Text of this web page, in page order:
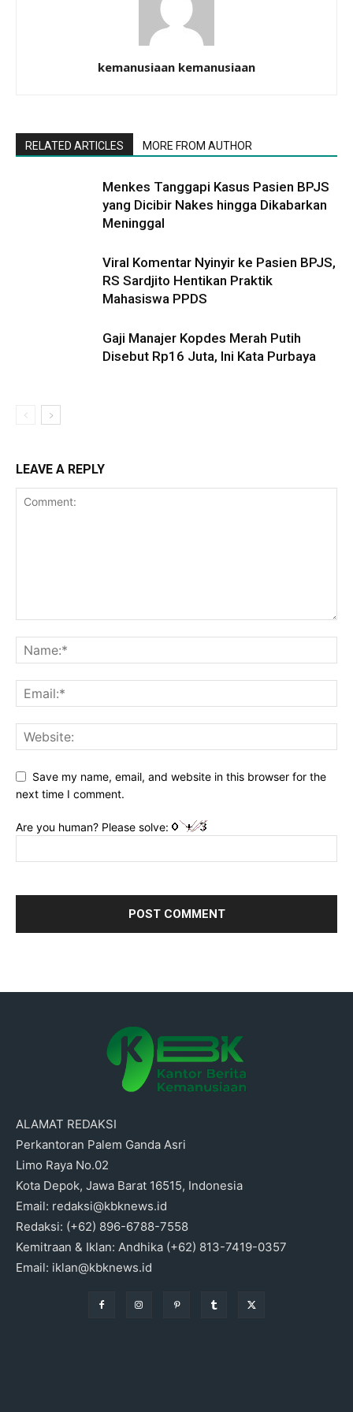
kemanusiaan kemanusiaan
RELATED ARTICLES MORE FROM AUTHOR
Menkes Tanggapi Kasus Pasien BPJS
yang Dicibir Nakes hingga Dikabarkan
Meninggal
Viral Komentar Nyinyir ke Pasien BPJS,
RS Sardjito Hentikan Praktik
Mahasiswa PPDS
Gaji Manajer Kopdes Merah Putih
Disebut Rp16 Juta, Ini Kata Purbaya
LEAVE A REPLY
Save my name, email, and website in this browser for the
next time I comment.
Are you human? Please solve:
ALAMAT REDAKSI
Perkantoran Palem Ganda Asri
Limo Raya No.02
Kota Depok, Jawa Barat 16515, Indonesia
Email: redaksi@kbknews.id
Redaksi: (+62) 896-6788-7558
Kemitraan & Iklan: Andhika (+62) 813-7419-0357
Email: iklan@kbknews.id